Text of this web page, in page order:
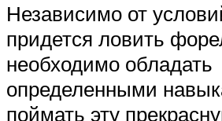
Независимо от
придется ловить
необходимо обладать
определенными
поймать эту